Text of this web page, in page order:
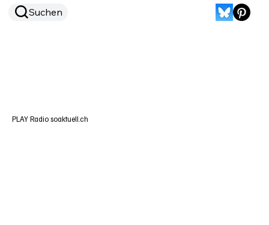
Suchen
PLAY Radio soaktuell.ch